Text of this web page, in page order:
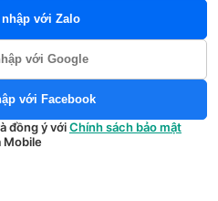
với Zalo
với Google
với Facebook
đồng ý vớiChính sách bảo mật
Mobile